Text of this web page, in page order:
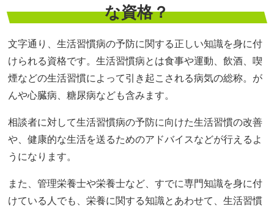
な資格？
文字通り、生活習慣病の予防に関する正しい知識を身に付
けられる資格です。生活習慣病とは食事や運動、飲酒、喫
煙などの生活習慣によって引き起こされる病気の総称。が
んや心臓病、糖尿病なども含みます。
相談者に対して生活習慣病の予防に向けた生活習慣の改善
や、健康的な生活を送るためのアドバイスなどが行えるよ
うになります。
また、管理栄養士や栄養士など、すでに専門知識を身に付
けている人でも、栄養に関する知識とあわせて、生活習慣